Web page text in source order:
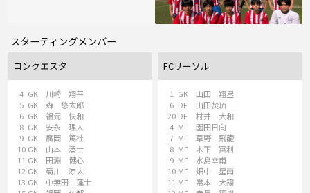
スターティングメンバー
コンクエスタ
4 GK
川崎 翔平
5 GK
森 悠太郎
6 GK
福元 快和
8 GK
安永 理人
9 GK
廣岡 篤杜
10 GK
山本 湊士
11 GK
田淵 健心
12 GK
菊川 涼太
13 GK
中無田 蓮士
FCリーソル
1 GK
山田 翔塁
6 DF
山田焚琉
20 DF
村井 大和
4 MF
園田日向
7 MF
草野 飛龍
8 MF
木下 冥利
9 MF
水島幸甫
10 MF
畑中 星南
11 MF
常本 大翔